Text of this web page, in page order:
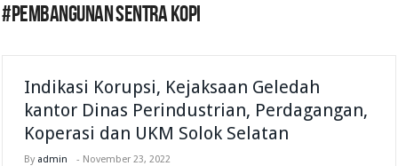
#PEMBANGUNAN SENTRA KOPI
Indikasi Korupsi, Kejaksaan Geledah
kantor Dinas Perindustrian, Perdagangan,
Koperasi dan UKM Solok Selatan
By admin - November 23, 2022